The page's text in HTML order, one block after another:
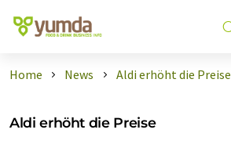
Home News Aldi erhöht die Preise
Aldi erhöht die Preise